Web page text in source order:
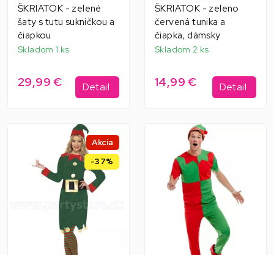
ŠKRIATOK - zelené
šaty s tutu sukničkou a
čiapkou
Skladom 1 ks
29,99 € Detail
ŠKRIATOK - zeleno
červená tunika a
čiapka, dámsky
Skladom 2 ks
14,99 € Detail
Akcia
-37%